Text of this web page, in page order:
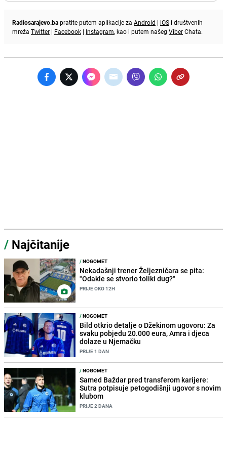
Radiosarajevo.bapratite putem aplikacije za Android | iOS i društvenih
mreža Twitter | Facebook | Instagram, kao i putem našeg ViberChata.
/ Najčitanije
/NOGOMET
Nekadašnji trener Željezničara se pita:
"Odakle se stvorio toliki dug?"
PRIJE OKO 12H
/NOGOMET
Bild otkrio detalje o Džekinom ugovoru: Za
svaku pobjedu 20.000 eura, Amra i djeca
dolaze u Njemačku
PRIJE 1 DAN
/NOGOMET
Samed Baždar pred transferom karijere:
Sutra potpisuje petogodišnji ugovor s novim
klubom
PRIJE 2 DANA